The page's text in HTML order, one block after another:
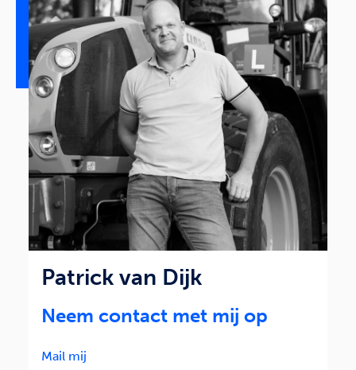
Patrick van Dijk
Neem contact met mij op
Mail mij